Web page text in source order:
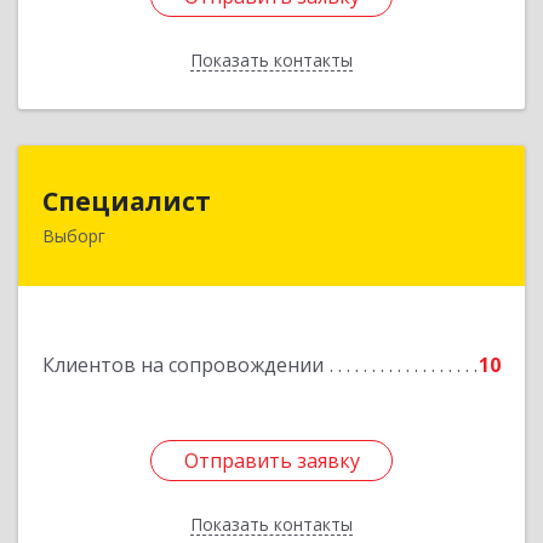
Показать контакты
Назад
Специалист
Выборг
Клиентов на сопровождении 10
Отправить заявку
Показать контакты
188800, Ленинградская обл, Выборгский р-н,
Отправить заявку
Назад